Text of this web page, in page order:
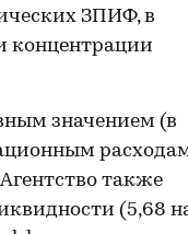
ЗПИФ, в
концентрации
значением (в
также
(5,68